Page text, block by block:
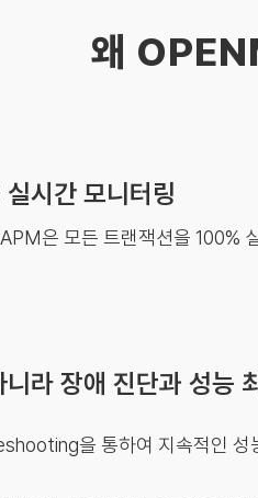
왜
시간 모니터링
은 모든 트랜잭션을 100%
라 장애 진단과 성능
을 통하여 지속적인 성